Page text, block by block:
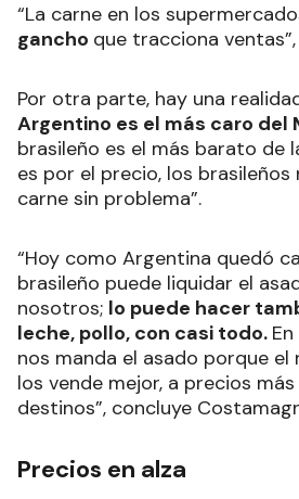
“La carne en los
gancho que tracciona
Por otra parte, hay una
Argentino es el más caro del
brasileño es el más barato de
es por el precio, los brasileños
carne sin problema”.
“Hoy como Argentina quedó
brasileño puede liquidar el
nosotros; lo puede hacer
leche, pollo, con casi todo.
nos manda el asado porque
los vende mejor, a precios
destinos”, concluye
Precios en alza